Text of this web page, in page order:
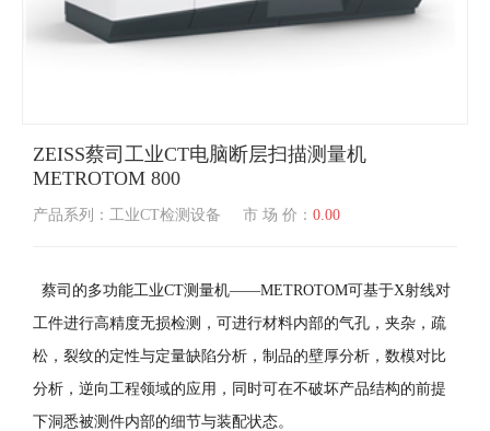
ZEISS蔡司工业CT电脑断层扫描测量机
METROTOM 800
产品系列：工业CT检测设备 市 场 价： 0.00
蔡司的多功能工业CT测量机——METROTOM可基于X射线对
工件进行高精度无损检测，可进行材料内部的气孔，夹杂，疏
松，裂纹的定性与定量缺陷分析，制品的壁厚分析，数模对比
分析，逆向工程领域的应用，同时可在不破坏产品结构的前提
下洞悉被测件内部的细节与装配状态。